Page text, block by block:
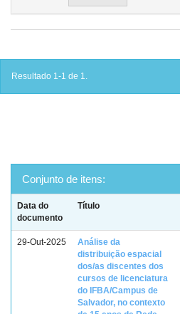
Resultado 1-1 de 1.
Conjunto de itens:
Data do
documento
Título
29-Out-2025
Análise da
distribuição espacial
dos/as discentes dos
cursos de licenciatura
do IFBA/Campus de
Salvador, no contexto